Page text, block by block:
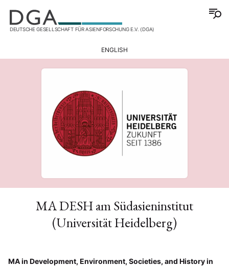
DEUTSCHE GESELLSCHAFT FÜR ASIENFORSCHUNG E.V. (DGA)
ENGLISH
MA DESH am Südasieninstitut
(Universität Heidelberg)
MA in Development, Environment, Societies, and History in